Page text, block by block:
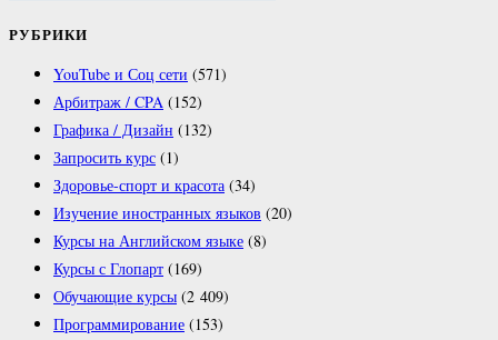
РУБРИКИ
YouTube и Соц сети (571)
Арбитраж / CPA (152)
Графика / Дизайн (132)
Запросить курс (1)
Здоровье-спорт и красота (34)
Изучение иностранных языков (20)
Курсы на Английском языке (8)
Курсы с Глопарт (169)
Обучающие курсы (2 409)
Программирование (153)